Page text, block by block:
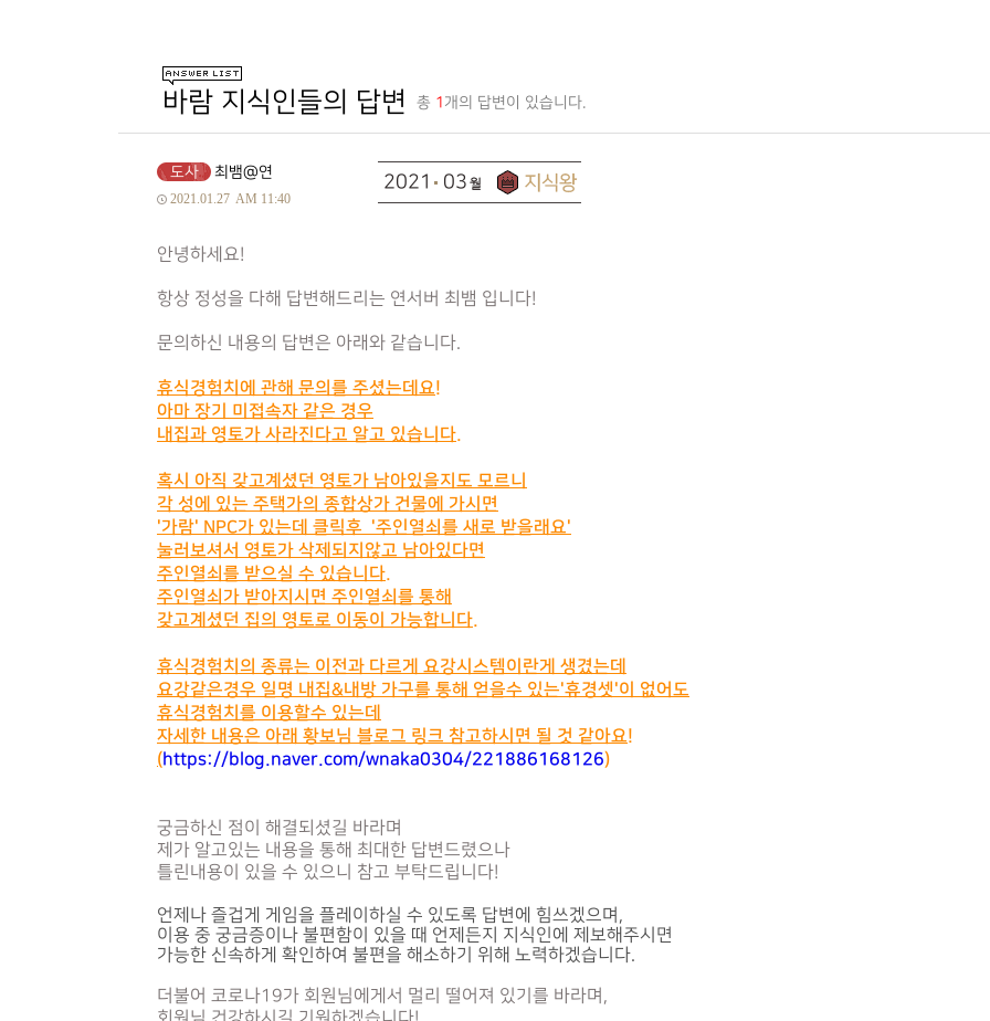
바람 지식인들의 답변 총 1 개의 답변이 있습니다.
도사 최뱀@연
2021.01.27 AM 11:40
안녕하세요!
항상 정성을 다해 답변해드리는 연서버 최뱀 입니다!
문의하신 내용의 답변은 아래와 같습니다.
휴식경험치에 관해 문의를 주셨는데요!
아마 장기 미접속자 같은 경우
내집과 영토가 사라진다고 알고 있습니다.
혹시 아직 갖고계셨던 영토가 남아있을지도 모르니
각 성에 있는 주택가의 종합상가 건물에 가시면
'가람' NPC가 있는데 클릭후 '주인열쇠를 새로 받을래요'
눌러보셔서 영토가 삭제되지않고 남아있다면
주인열쇠를 받으실 수 있습니다.
주인열쇠가 받아지시면 주인열쇠를 통해
갖고계셨던 집의 영토로 이동이 가능합니다.
휴식경험치의 종류는 이전과 다르게 요강시스템이란게 생겼는데
요강같은경우 일명 내집&내방 가구를 통해 얻을수 있는'휴경셋'이 없어도
휴식경험치를 이용할수 있는데
자세한 내용은 아래 황보님 블로그 링크 참고하시면 될 것 같아요!
(https://blog.naver.com/wnaka0304/221886168126)
궁금하신 점이 해결되셨길 바라며
제가 알고있는 내용을 통해 최대한 답변드렸으나
틀린내용이 있을 수 있으니 참고 부탁드립니다!
언제나 즐겁게 게임을 플레이하실 수 있도록 답변에 힘쓰겠으며 ,
이용 중 궁금증이나 불편함이 있을 때 언제든지 지식인에 제보해주시면
가능한 신속하게 확인하여 불편을 해소하기 위해 노력하겠습니다.
더불어 코로나19가 회원님에게서 멀리 떨어져 있기를 바라며,
2021 03